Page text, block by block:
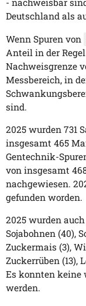
- nachweisbar
Deutschland als
Wenn Spuren von
Anteil in der
Nachweisgrenze
Messbereich, in
sind.
2025 wurden 731
insgesamt 465
Gentechnik-
von insgesamt
nachgewiesen.
gefunden worden.
2025 wurden
Sojabohnen (40),
Zuckermais (3),
Zuckerrüben (13),
Es konnten keine
werden.